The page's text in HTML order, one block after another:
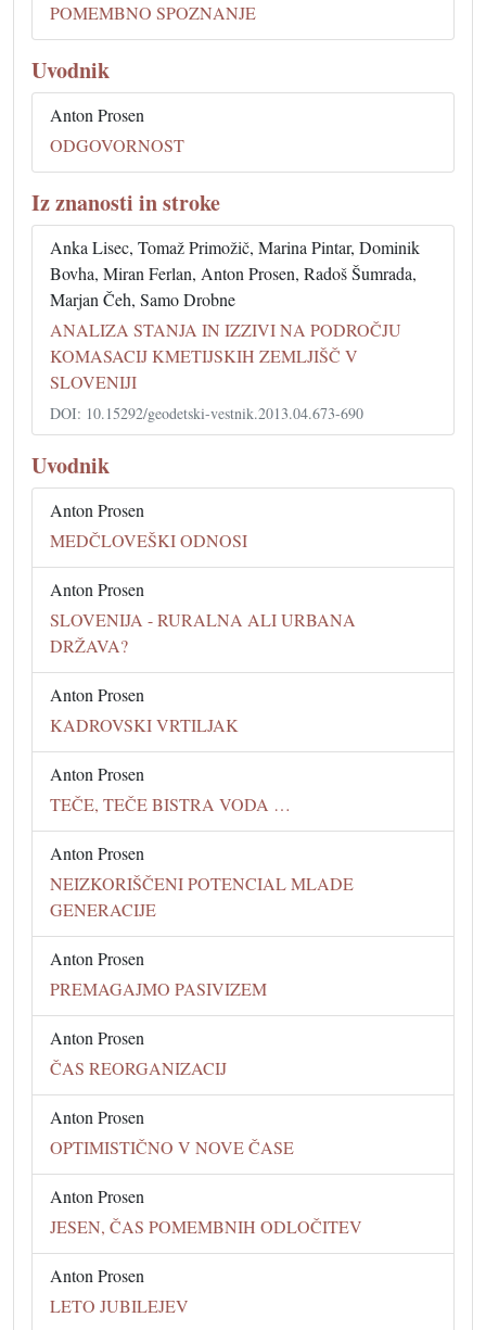
POMEMBNO SPOZNANJE
Uvodnik
Anton Prosen
ODGOVORNOST
Iz znanosti in stroke
Anka Lisec, Tomaž Primožič, Marina Pintar, Dominik
Bovha, Miran Ferlan, Anton Prosen, Radoš Šumrada,
Marjan Čeh, Samo Drobne
ANALIZA STANJA IN IZZIVI NA PODROČJU
KOMASACIJ KMETIJSKIH ZEMLJIŠČ V
SLOVENIJI
DOI: 10.15292/geodetski-vestnik.2013.04.673-690
Uvodnik
Anton Prosen
MEDČLOVEŠKI ODNOSI
Anton Prosen
SLOVENIJA - RURALNA ALI URBANA
DRŽAVA?
Anton Prosen
KADROVSKI VRTILJAK
Anton Prosen
TEČE, TEČE BISTRA VODA …
Anton Prosen
NEIZKORIŠČENI POTENCIAL MLADE
GENERACIJE
Anton Prosen
PREMAGAJMO PASIVIZEM
Anton Prosen
ČAS REORGANIZACIJ
Anton Prosen
OPTIMISTIČNO V NOVE ČASE
Anton Prosen
JESEN, ČAS POMEMBNIH ODLOČITEV
Anton Prosen
LETO JUBILEJEV